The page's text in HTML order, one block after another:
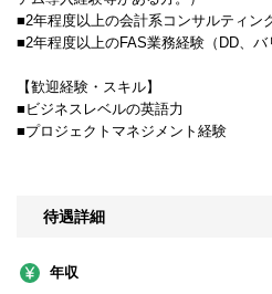
■2年程度以上の会計系コンサルティン
■2年程度以上のFAS業務経験（DD、バ
【歓迎経験・スキル】
■ビジネスレベルの英語力
■プロジェクトマネジメント経験
待遇詳細
年収